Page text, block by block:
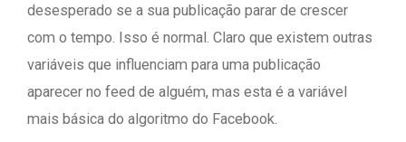
desesperado se a sua publicação parar de crescer
com o tempo. Isso é normal. Claro que existem outras
variáveis que influenciam para uma publicação
aparecer no feed de alguém, mas esta é a variável
mais básica do algoritmo do Facebook.